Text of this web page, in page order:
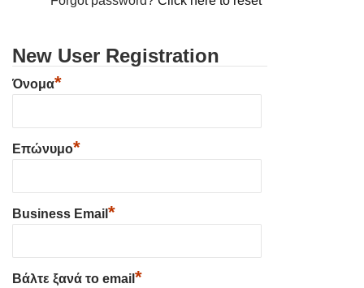
New User Registration
Όνομα*
Επώνυμο*
Business Email *
Βάλτε ξανά το email *